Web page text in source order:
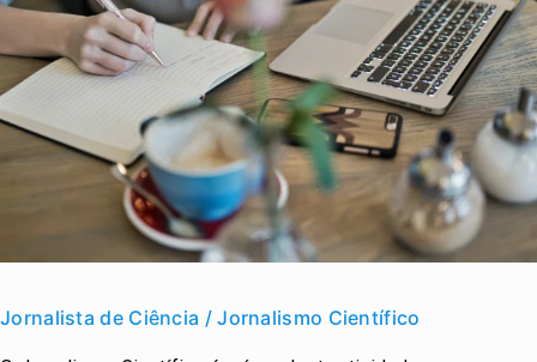
Jornalista de Ciência / Jornalismo Científico
de